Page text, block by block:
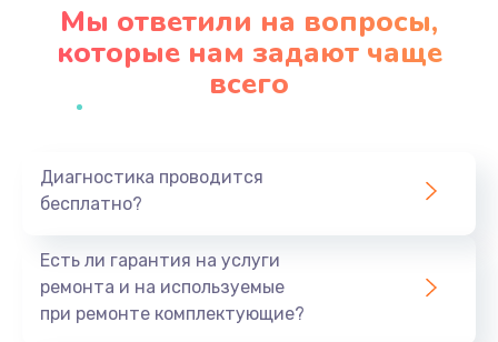
Заказать
Замена мультиконтроллера
Заказать
Мы ответили на вопросы,
которые нам задают чаще
всего
Диагностика проводится
бесплатно?
Есть ли гарантия на услуги
ремонта и на используемые
при ремонте комплектующие?